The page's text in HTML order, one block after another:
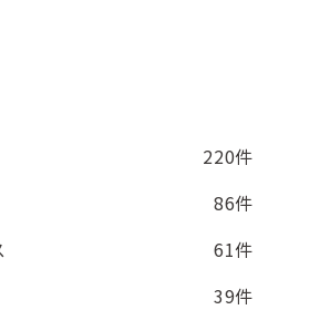
220件
86件
61件
39件